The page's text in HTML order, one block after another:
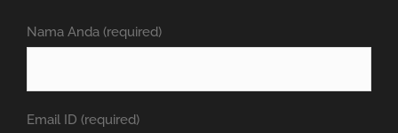
Nama Anda (required)
Email ID (required)